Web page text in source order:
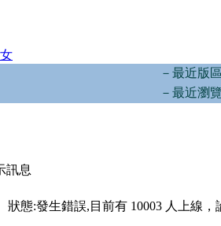
－最近版
－最近瀏
訊息
狀態:發生錯誤,目前有 10003 人上線